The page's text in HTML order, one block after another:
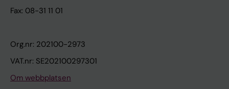
Fax: 08-31 11 01
Org.nr: 202100-2973
VAT.nr: SE202100297301
Om webbplatsen